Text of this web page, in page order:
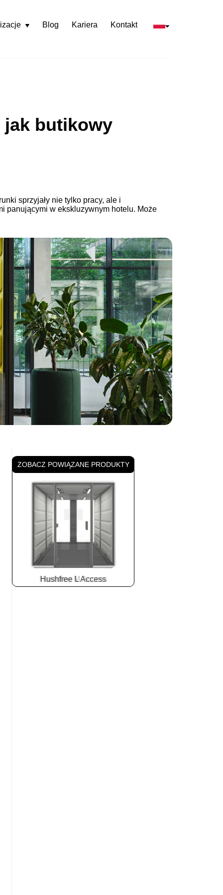
Rozwiń
Blog Kariera Kontakt
jak butikowy
sprzyjały nie tylko pracy, ale i
panującymi w ekskluzywnym hotelu. Może
ZOBACZ POWIĄZANE PRODUKTY
Hushfree L Access
Slide